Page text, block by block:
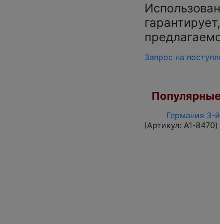
Запрос на
Германия 3-
(Артикул: A1-8470)